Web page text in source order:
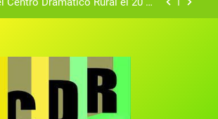
Centro Dramático Rural el 20 de
Centro Dramático Rural de Mira
(Cuenca)
del Centro Dramático Rural de
del Centro Dramático Rural 2025